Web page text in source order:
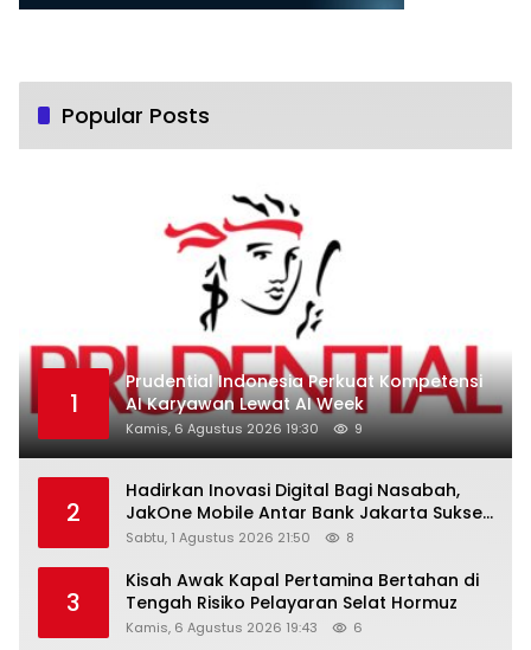
Popular Posts
1
Prudential Indonesia Perkuat Kompetensi
AI Karyawan Lewat AI Week
Kamis, 6 Agustus 2026 19:30 9
2
Hadirkan Inovasi Digital Bagi Nasabah,
JakOne Mobile Antar Bank Jakarta Sukses
Raih Digital Excellence Awards 2026
Sabtu, 1 Agustus 2026 21:50 8
3
Kisah Awak Kapal Pertamina Bertahan di
Tengah Risiko Pelayaran Selat Hormuz
Kamis, 6 Agustus 2026 19:43 6